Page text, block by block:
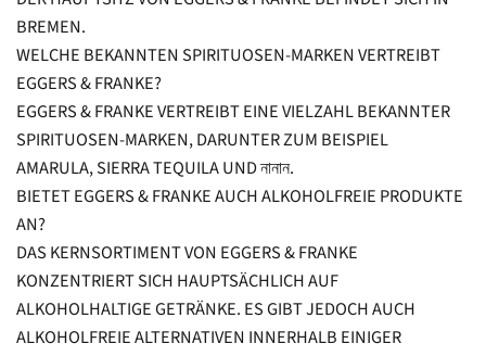
BREMEN.
WELCHE BEKANNTEN SPIRITUOSEN-MARKEN VERTREIBT
EGGERS & FRANKE?
EGGERS & FRANKE VERTREIBT EINE VIELZAHL BEKANNTER
SPIRITUOSEN-MARKEN, DARUNTER ZUM BEISPIEL
AMARULA, SIERRA TEQUILA UND নানান.
BIETET EGGERS & FRANKE AUCH ALKOHOLFREIE PRODUKTE
AN?
DAS KERNSORTIMENT VON EGGERS & FRANKE
KONZENTRIERT SICH HAUPTSÄCHLICH AUF
ALKOHOLHALTIGE GETRÄNKE. ES GIBT JEDOCH AUCH
ALKOHOLFREIE ALTERNATIVEN INNERHALB EINIGER